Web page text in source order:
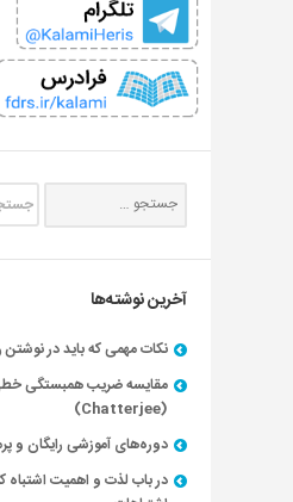
آخرین نوشته‌ها
نکات مهمی که باید در
مقایسه ضریب همبستگی
(Chatterjee)
دوره‌های آموزشی رایگان و
در باب لذت و اهمیت اشتباه